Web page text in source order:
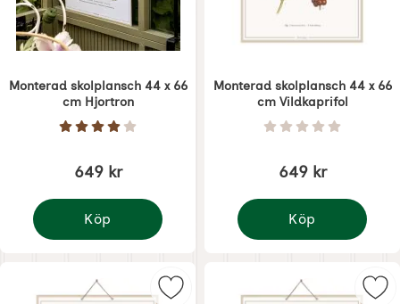
Monterad skolplansch 44 x 66
cm Hjortron
Art. nr 7263 Betyg: 4 Stjärnor av 5
649 kr
Köp
Monterad skolplansch 44 x 66 cm Hjortron
Monterad skolplansch 44 x 66
cm Vildkaprifol
Art. nr 7264 Betyg: 0 Stjärnor
649 kr
Köp
Monterad
Markera monterad skolplansch